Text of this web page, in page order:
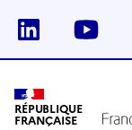
Linkedin
RÉPUBLIQUE
FRANÇAISE